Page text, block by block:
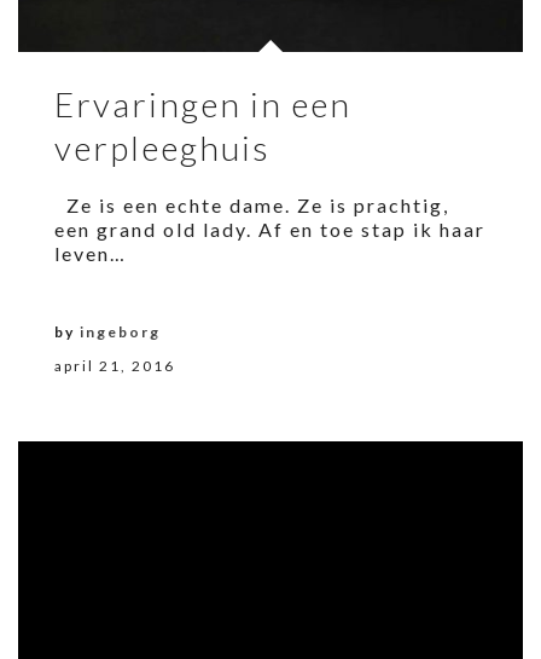
Ervaringen in een
verpleeghuis
Ze is een echte dame. Ze is prachtig,
een grand old lady. Af en toe stap ik haar
leven…
april 21, 2016
by ingeborg